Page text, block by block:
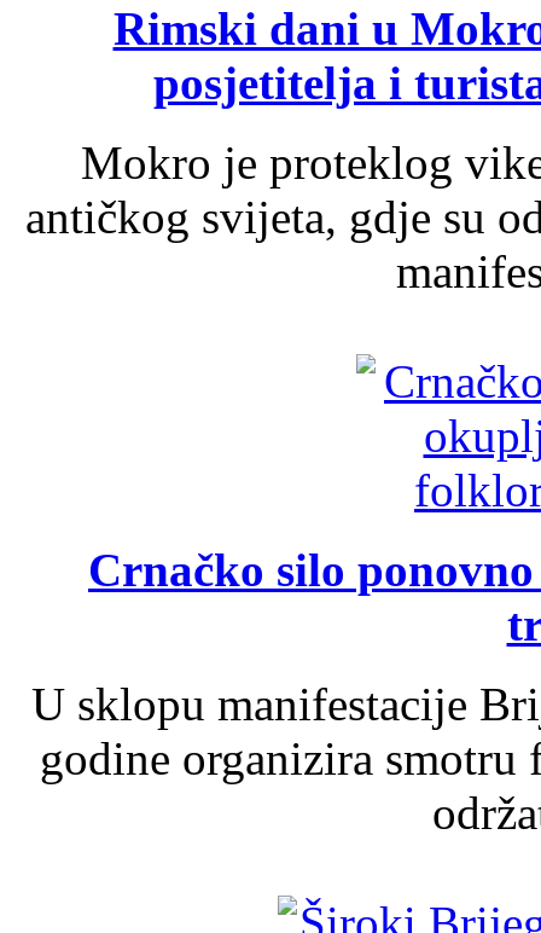
Rimski dani u
posjetitelja i
Mokro je proteklog
antičkog svijeta, gdje su
Crnačko silo
U sklopu manifestacije
godine organizira